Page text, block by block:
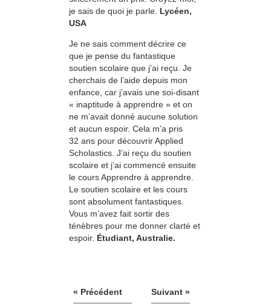
je sais de quoi je parle. Lycéen,
USA
Je ne sais comment décrire ce
que je pense du fantastique
soutien scolaire que j’ai reçu. Je
cherchais de l’aide depuis mon
enfance, car j’avais une soi-disant
« inaptitude à apprendre » et on
ne m’avait donné aucune solution
et aucun espoir. Cela m’a pris
32 ans pour découvrir Applied
Scholastics. J’ai reçu du soutien
scolaire et j’ai commencé ensuite
le cours Apprendre à apprendre.
Le soutien scolaire et les cours
sont absolument fantastiques.
Vous m’avez fait sortir des
ténèbres pour me donner clarté et
espoir. Étudiant, Australie.
« Précédent Suivant »